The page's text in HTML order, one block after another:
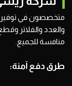
متخصصون في توفير
والعدد والفلاتر
منافسة للجميع.
طرق دفع آمنة: